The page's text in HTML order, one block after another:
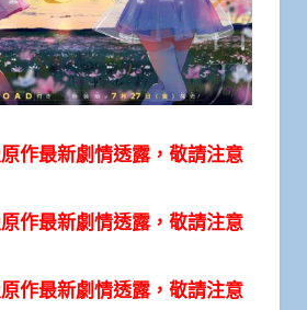
作最新劇情透露，敬請注意
作最新劇情透露，敬請注意
作最新劇情透露，敬請注意